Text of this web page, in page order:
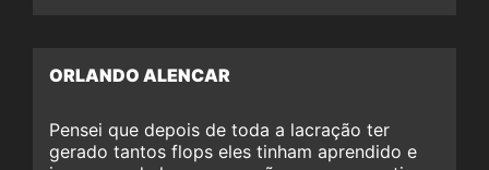
ORLANDO ALENCAR
Pensei que depois de toda a lacração ter
gerado tantos flops eles tinham aprendido e